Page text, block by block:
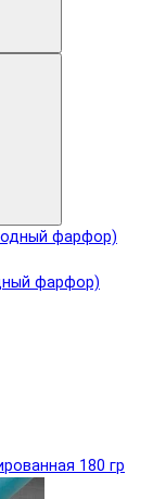
фарфор)
180 гр